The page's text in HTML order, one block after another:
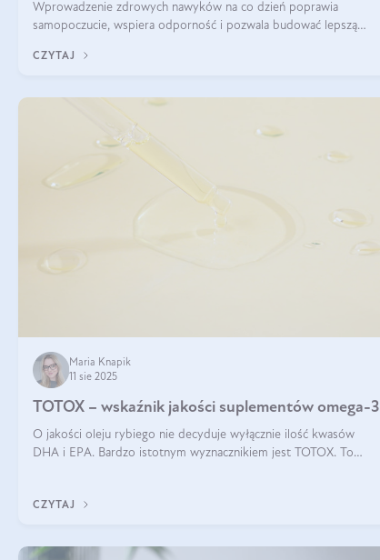
Wprowadzenie zdrowych nawyków na co dzień poprawia
samopoczucie, wspiera odporność i pozwala budować lepszą
CZYTAJ
Maria Knapik
11 sie 2025
TOTOX – wskaźnik jakości suplementów omega-3
O jakości oleju rybiego nie decyduje wyłącznie ilość kwasów
DHA i EPA. Bardzo istotnym wyznacznikiem jest TOTOX. To
CZYTAJ